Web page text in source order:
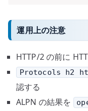
運用上の注意
HTTP/2 の前に
Protocols h2
認する
ALPN の結果を